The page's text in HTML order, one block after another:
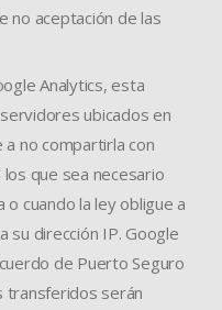
no aceptación de las
Analytics, esta
ubicados en
no compartirla con
que sea necesario
cuando la ley obligue a
su dirección IP. Google
de Puerto Seguro
transferidos serán